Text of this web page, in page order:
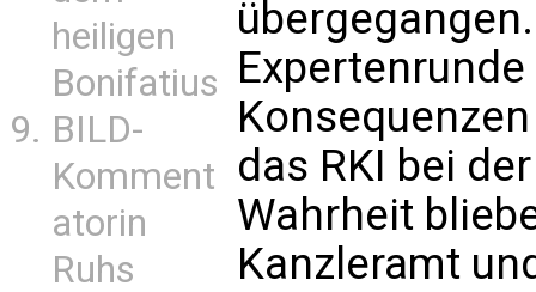
heiligen
Bonifatius
BILD-
Komment
atorin
Ruhs
das RKI bei
Wahrheit
Kanzleramt